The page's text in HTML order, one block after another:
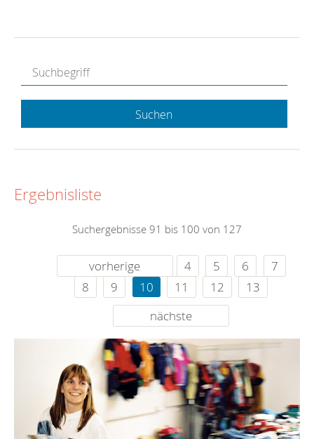
Suchen
Ergebnisliste
Suchergebnisse 91 bis 100 von 127
vorherige 4 5 6
7
8
9 10 11 12
13
nächste